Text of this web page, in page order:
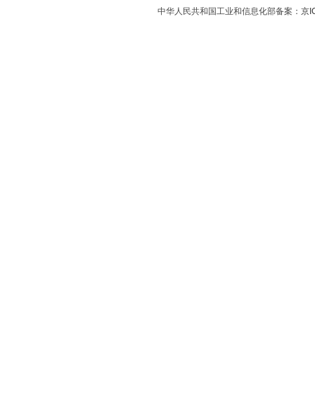
中华人民共和国工业和信息化部备案： 京